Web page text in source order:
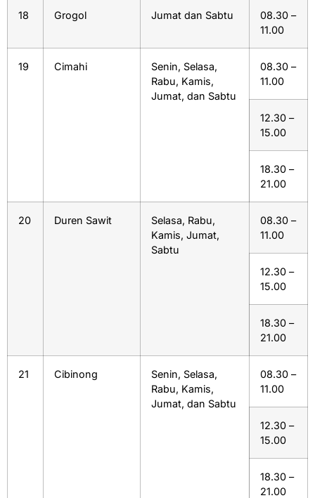
18 Grogol Jumat dan Sabtu
08.30 –
11.00
19 Cimahi
Senin, Selasa,
Rabu, Kamis,
Jumat, dan Sabtu
08.30 –
11.00
12.30 –
15.00
18.30 –
21.00
20 Duren Sawit
Selasa, Rabu,
Kamis, Jumat,
Sabtu
08.30 –
11.00
12.30 –
15.00
18.30 –
21.00
21 Cibinong
Senin, Selasa,
Rabu, Kamis,
Jumat, dan Sabtu
08.30 –
11.00
12.30 –
15.00
18.30 –
21.00